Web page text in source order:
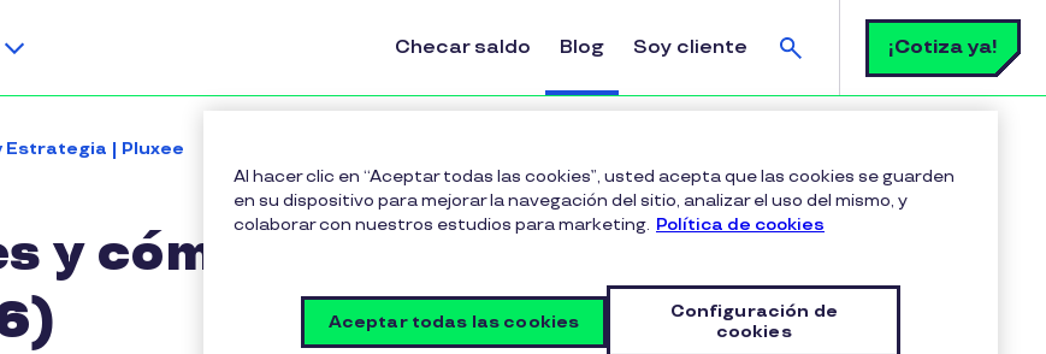
Checar saldo Blog Soy cliente
Buscar
¡Cotiza ya!
Estrategia | Pluxee
y cómo usarlo
Tabla de contenido
¿Qué es el IDSE del IMSS?
¿Para qué sirve el IDSE?
Al hacer clic en “Aceptar todas las cookies”, usted acepta que las cookies se guarden
en su dispositivo para mejorar la navegación del sitio, analizar el uso del mismo, y
colaborar con nuestros estudios para marketing. Política de cookies
Configuración de
cookies
Aceptar todas las cookies